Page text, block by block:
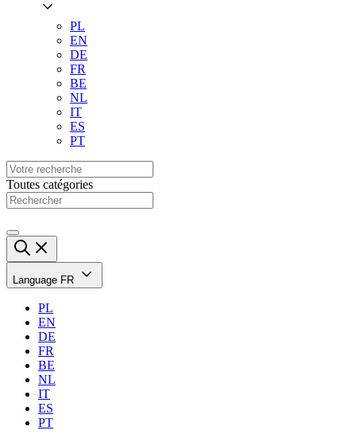
PL
EN
DE
FR
BE
NL
IT
ES
PT
Toutes catégories
Language FR
PL
EN
DE
FR
BE
NL
IT
ES
PT